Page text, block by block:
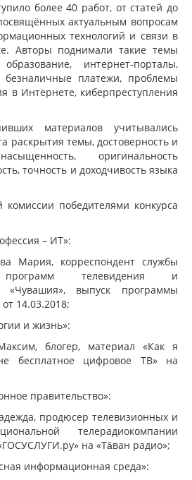
более 40 работ, от статей до
актуальным вопросам
технологий и связи в
Авторы поднимали такие темы
интернет-порталы,
безналичные платежи, проблемы
в Интернете, киберпреступления
материалов учитывались
раскрытия темы, достоверность и
оригинальность
точность и доходчивость языка
победителями конкурса
– ИТ»:
Мария, корреспондент службы
программ телевидения и
«Чувашия», выпуск программы
14.03.2018;
и жизнь»:
блогер, материал «Как я
бесплатное цифровое ТВ» на
правительство»:
продюсер телевизионных и
телерадиокомпании
на «Тăван радио»;
информационная среда»: